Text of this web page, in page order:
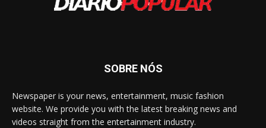
SOBRE NÓS
Newspaper is your news, entertainment, music fashion
website. We provide you with the latest breaking news and
videos straight from the entertainment industry.